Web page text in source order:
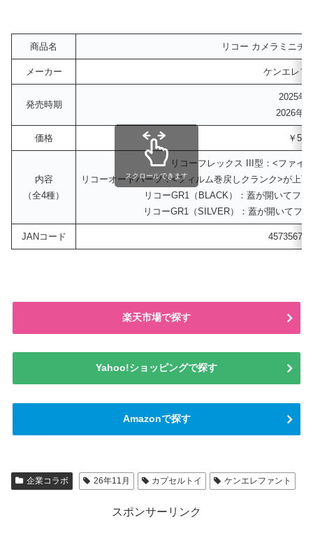
商品名 リコー カメラミニチ
メーカー ケンエレフ
発売時期
2025年
2026年
価格 ￥500
内容
（全4種）
リコーフレックス III型：<ファイ
リコーオートハーフ：<フィルム巻戻しクランク>が上
リコーGR1（BLACK）：蓋が開いてフ
リコーGR1（SILVER）：蓋が開いてフ
JANコード
スクロールできます
楽天市場で探す
Yahoo!ショッピングで探す
Amazonで探す
企業コラボ 26年11月 カプセルトイ ケンエレファント
スポンサーリンク